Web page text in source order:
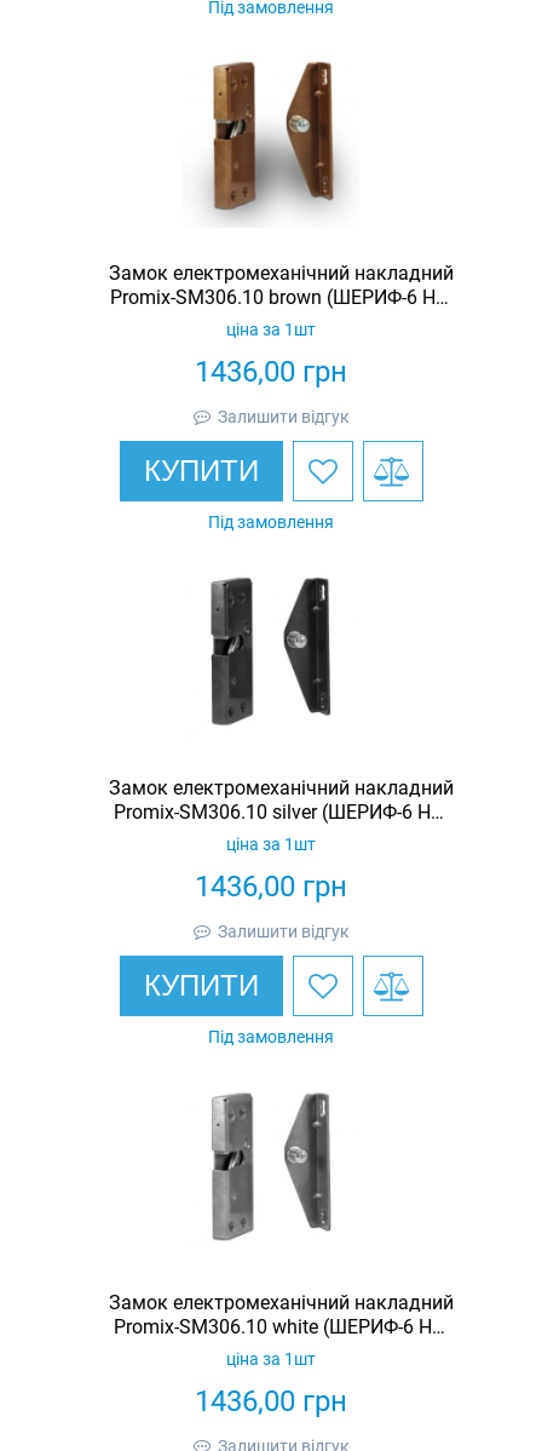
Під замовлення
Замок електромеханічний накладний
Promix-SM306.10 brown (ШЕРИФ-6 НЗ-
К)
1436,00 грн
ціна за 1шт
Залишити відгук
КУПИТИ
Під замовлення
Замок електромеханічний накладний
Promix-SM306.10 silver (ШЕРИФ-6 НЗ-
С)
1436,00 грн
ціна за 1шт
Залишити відгук
КУПИТИ
Під замовлення
Замок електромеханічний накладний
Promix-SM306.10 white (ШЕРИФ-6 НЗ-
Б)
1436,00 грн
ціна за 1шт
Залишити відгук